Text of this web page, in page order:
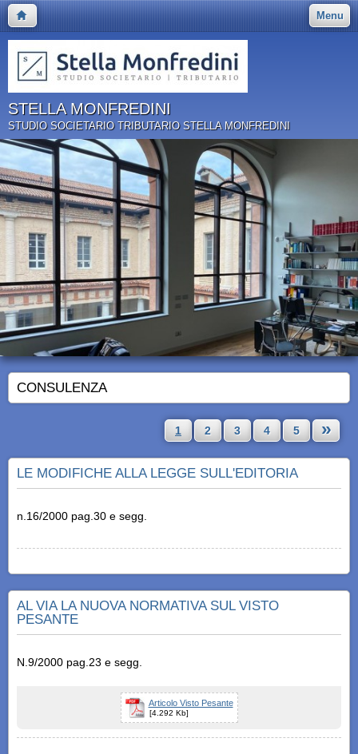
Menu
STELLA MONFREDINI
STUDIO SOCIETARIO TRIBUTARIO STELLA MONFREDINI
CONSULENZA
1 2 3 4 5 »
LE MODIFICHE ALLA LEGGE SULL'EDITORIA
n.16/2000 pag.30 e segg.
AL VIA LA NUOVA NORMATIVA SUL VISTO
PESANTE
N.9/2000 pag.23 e segg.
Articolo Visto Pesante
[4.292 Kb]